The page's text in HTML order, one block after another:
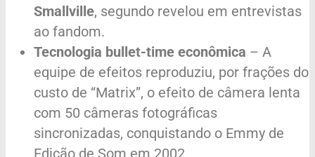
Smallville, segundo revelou em entrevistas
ao fandom.
Tecnologia bullet-time econômica – A
equipe de efeitos reproduziu, por frações do
custo de “Matrix”, o efeito de câmera lenta
com 50 câmeras fotográficas
sincronizadas, conquistando o Emmy de
Edição de Som em 2002.